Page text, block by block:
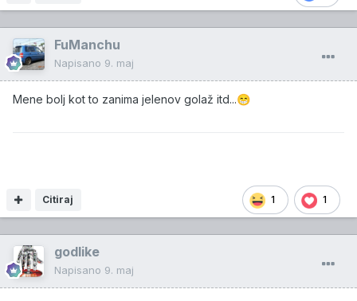
FuManchu
Napisano 9. maj
Mene bolj kot to zanima jelenov golaž itd...😁
1 1
Citiraj
godlike
Napisano 9. maj